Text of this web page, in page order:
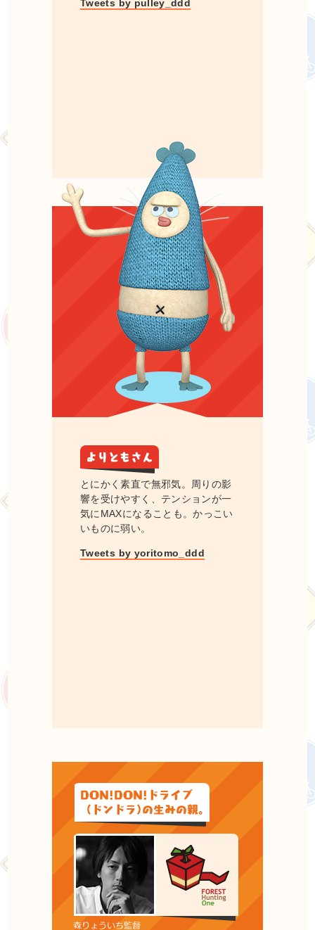
Tweets by pulley_ddd
とにかく素直で無邪気。周りの影
響を受けやすく、テンションが一
気にMAXになることも。かっこい
いものに弱い。
Tweets by yoritomo_ddd